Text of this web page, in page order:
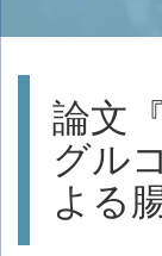
論文
グル
よる